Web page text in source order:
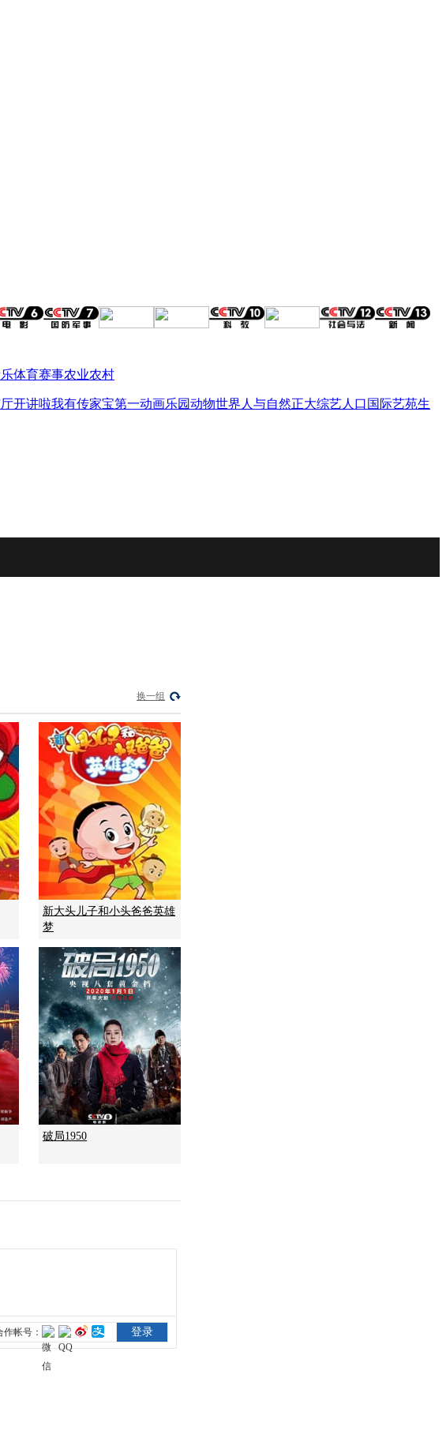
体育赛事农业农村
开讲啦我有传家宝第一动画乐园动物世界 人与自然正大综艺人口 国际艺苑生
换一组
新大头儿子和小头爸爸英雄
梦
破局1950